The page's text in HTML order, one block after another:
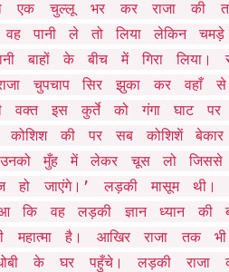
एक चुल्लू भर कर राजा की
ले तो लिया लेकिन चमड़े
बाहों के बीच में गिरा लिया।
चुपचाप सिर झुका कर वहाँ
वक्त इस कुर्ते को गंगा घाट
की पर सब कोशिशें
मुँह में लेकर चूस लो जिससे
हो जाएंगे।’ लड़की मासूम
कि वह लड़की ज्ञान ध्यान की
है। आखिर राजा तक
के घर पहुँचे। लड़की राजा